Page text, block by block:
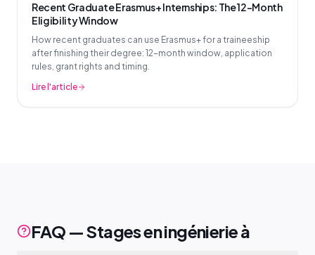
Recent Graduate Erasmus+ Internships: The 12-Month
Eligibility Window
How recent graduates can use Erasmus+ for a traineeship
after finishing their degree: 12-month window, application
rules, grant rights and timing.
Lire l'article
FAQ — Stages en ingénierie à